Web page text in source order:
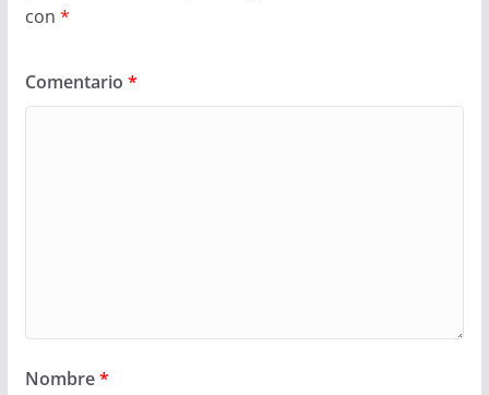
con *
Comentario *
Nombre*